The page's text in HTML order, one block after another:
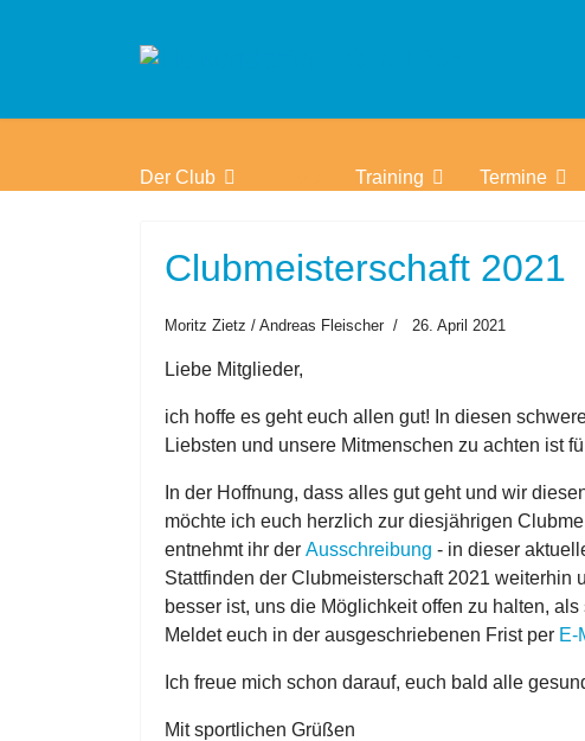
Der Club Training Termine
Clubmeisterschaft 2021
Moritz Zietz / Andreas Fleischer 26. April 2021
Liebe Mitglieder,
ich hoffe es geht euch allen gut! In diesen
Liebsten und unsere Mitmenschen zu achten ist
In der Hoffnung, dass alles gut geht und wir
möchte ich euch herzlich zur diesjährigen
entnehmt ihr der Ausschreibung - in dieser
Stattfinden der Clubmeisterschaft 2021 weiterhin
besser ist, uns die Möglichkeit offen zu halten,
Meldet euch in der ausgeschriebenen Frist per E-
Ich freue mich schon darauf, euch bald alle
Mit sportlichen Grüßen